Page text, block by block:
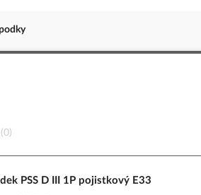
(0)
PSS D III 1P pojistkový E33